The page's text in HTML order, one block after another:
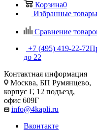
Корзина0
Избранные товары
Сравнение
+7 (495) 419-22-72
до 22
Контактная информация
Москва, БП Румянцево,
корпус Г, 12 подъезд,
офис 609Г
info@4kapli.ru
Вконтакте